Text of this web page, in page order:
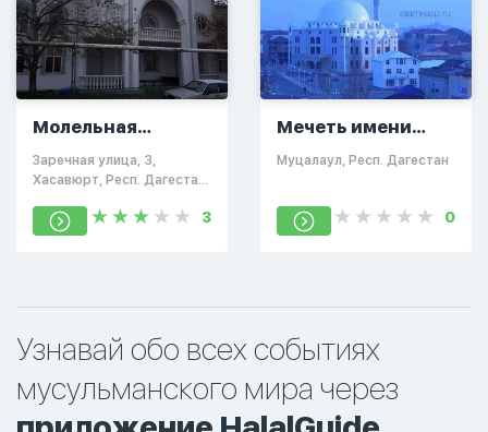
Молельная
комната на
Заречной
Заречная улица, 3,
Хасавюрт, Респ. Дагестан,
3
Мечеть имени
Саида Афанди
Муцалаул, Респ. Дагестан
0
Узнавай обо всех событиях
мусульманского мира через